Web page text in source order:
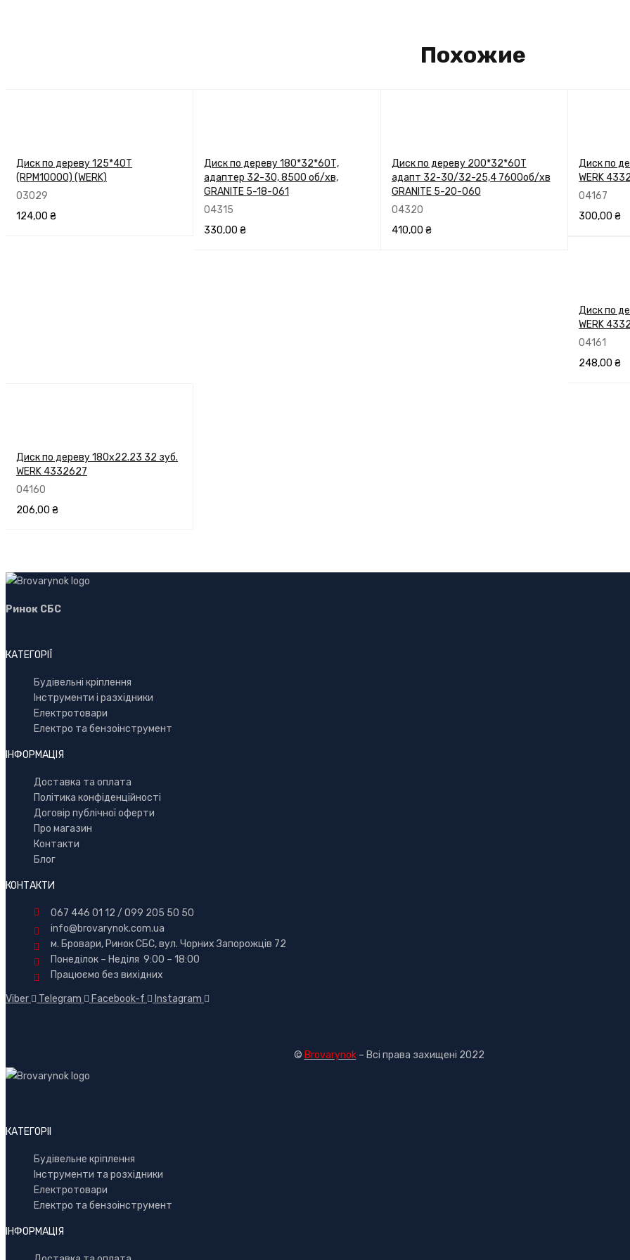
Похожие
Диск по дереву 125*40T
(RPM10000) (WERK)
03029
124,00 ₴
Диск по дереву 180*32*60Т,
адаптер 32-30, 8500 об/хв,
GRANITE 5-18-061
04315
330,00 ₴
Диск по дереву 200*32*60Т
адапт 32-30/32-25,4 7600об/хв
GRANITE 5-20-060
04320
410,00 ₴
Диск по
WERK
04167
300,00₴
Диск по
WERK
04161
248,00₴
Диск по дереву 180х22.23 32 зуб.
WERK 4332627
04160
206,00 ₴
Ринок СБС
КАТЕГОРІЇ
Будівельні кріплення
Інструменти і разхідники
Електротовари
Електро та бензоінструмент
ІНФОРМАЦІЯ
Доставка та оплата
Політика конфіденційності
Договір публічної оферти
Про магазин
Контакти
Блог
КОНТАКТИ
067 446 01 12 / 099 205 50 50
info@brovarynok.com.ua
м. Бровари, Ринок СБС, вул. Чорних Запорожців 72
Понеділок – Неділя 9:00 – 18:00
Працюємо без вихідних
Viber
Telegram Facebook-f Instagram
© Brovarynok– Всі права захищені 2022
КАТЕГОРІІ
Будівельне кріплення
Інструменти та розхідники
Електротовари
Електро та бензоінструмент
ІНФОРМАЦІЯ